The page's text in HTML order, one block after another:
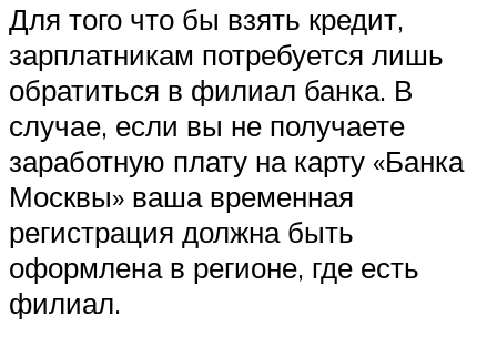
Для того что бы взять кредит,
зарплатникам потребуется лишь
обратиться в филиал банка. В
случае, если вы не получаете
заработную плату на карту «Банка
Москвы» ваша временная
регистрация должна быть
оформлена в регионе, где есть
филиал.